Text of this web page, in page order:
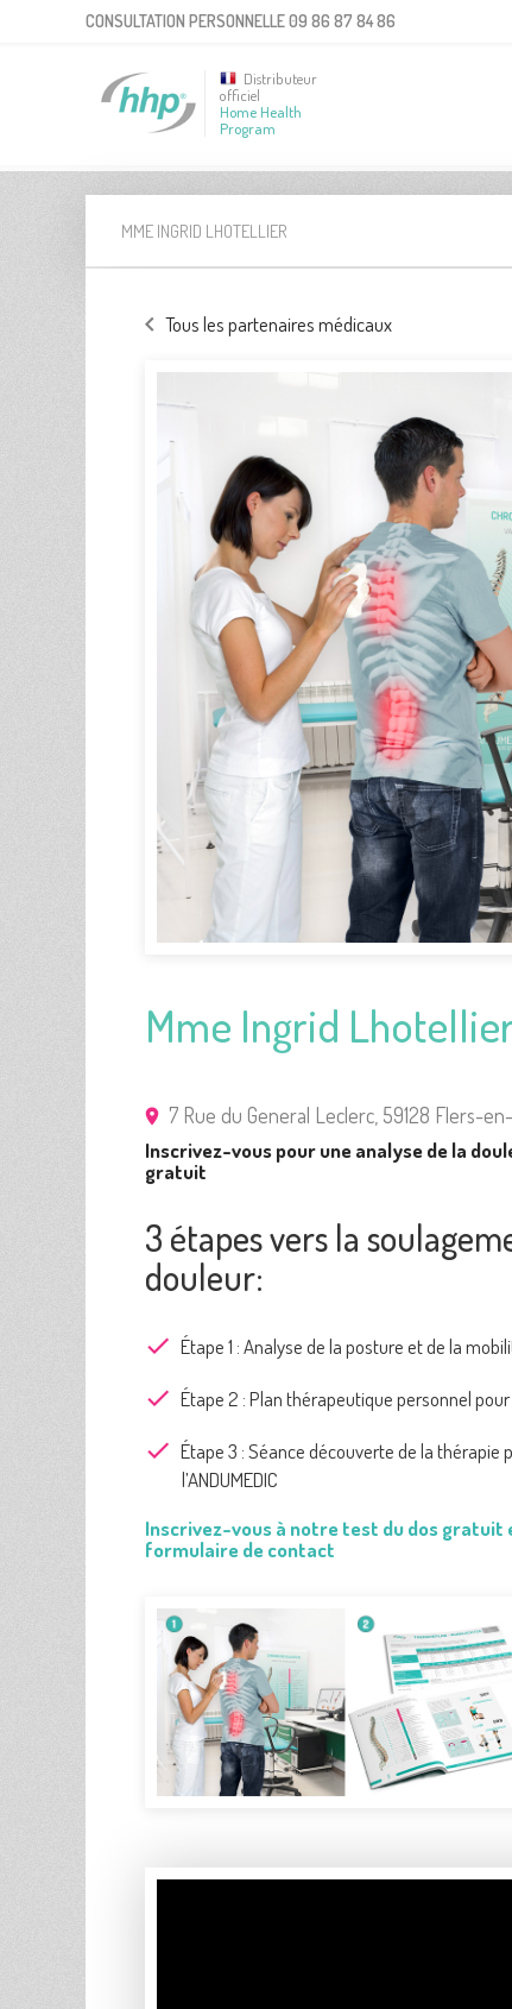
CONSULTATION PERSONNELLE09 86 87 84 86
Distributeur
officiel
Home Health
Program
MME INGRID LHOTELLIER
Tous les partenaires médicaux
Mme Ingrid
7 Rue du General Leclerc, 59128 Flers-
Inscrivez-vous pour une analyse de la
gratuit
3 étapes vers la
douleur:
Étape 1 : Analyse de la posture et de la
Étape 2 : Plan thérapeutique personnel
Étape 3 : Séance découverte de la thérapie
l’ANDUMEDIC
Inscrivez-vous à notre test du dos gratuit
formulaire de contact